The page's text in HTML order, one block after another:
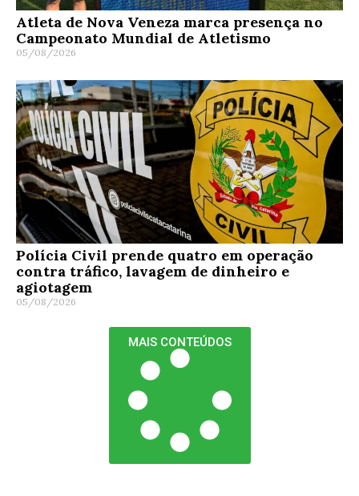
Atleta de Nova Veneza marca presença no
Campeonato Mundial de Atletismo
05/08/2026
Polícia Civil prende quatro em operação
contra tráfico, lavagem de dinheiro e
agiotagem
05/08/2026
MAIS CONTEÚDOS